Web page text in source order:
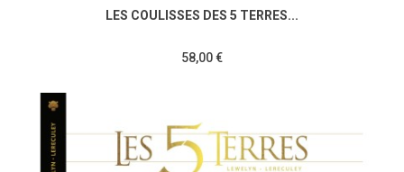
LES COULISSES DES 5 TERRES...
58,00 €